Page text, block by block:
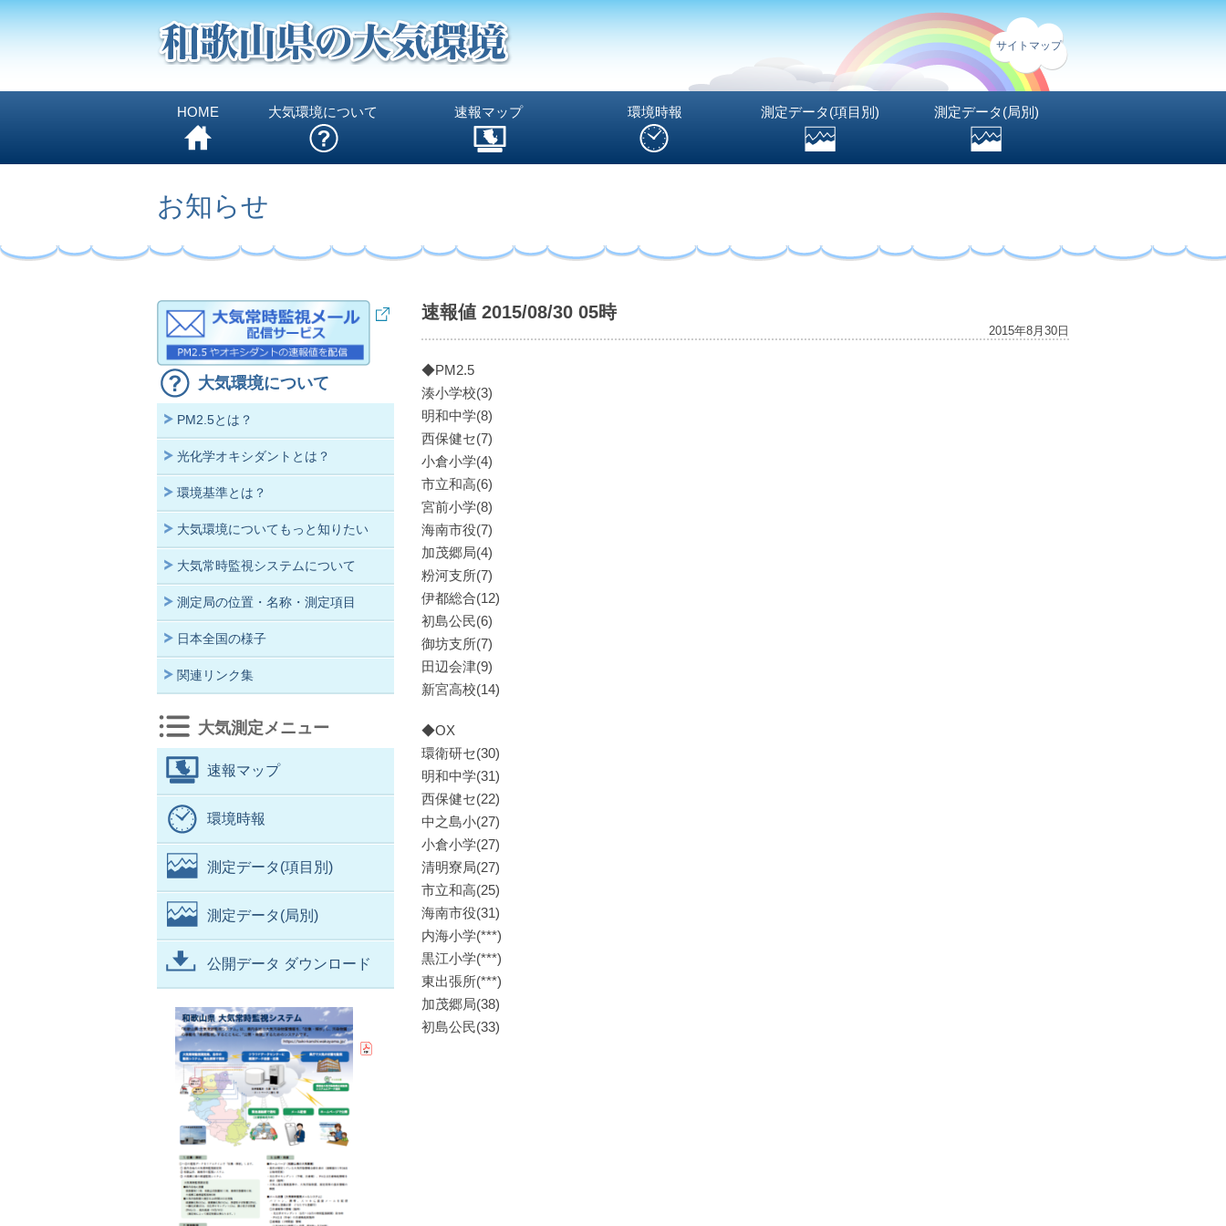
サイトマップ
HOME 大気環境について 速報マップ 環境時報 測定データ(項目別) 測定データ(局別)
お知らせ
速報値 2015/08/30 05時
2015年8月30日
◆PM2.5
湊小学校(3)
明和中学(8)
西保健セ(7)
小倉小学(4)
市立和高(6)
宮前小学(8)
海南市役(7)
加茂郷局(4)
粉河支所(7)
伊都総合(12)
初島公民(6)
御坊支所(7)
田辺会津(9)
新宮高校(14)
◆OX
環衛研セ(30)
明和中学(31)
西保健セ(22)
中之島小(27)
小倉小学(27)
清明寮局(27)
市立和高(25)
海南市役(31)
内海小学(***)
黒江小学(***)
東出張所(***)
加茂郷局(38)
初島公民(33)
大気環境について
PM2.5とは？
光化学オキシダントとは？
環境基準とは？
大気環境についてもっと知りたい
大気常時監視システムについて
測定局の位置・名称・測定項目
日本全国の様子
関連リンク集
大気測定メニュー
速報マップ
環境時報
測定データ(項目別)
測定データ(局別)
公開データ ダウンロード